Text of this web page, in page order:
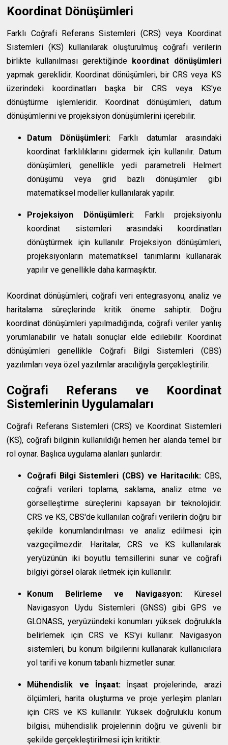
Koordinat Dönüşümleri
Farklı Coğrafi Referans Sistemleri (CRS) veya Koordinat
Sistemleri (KS) kullanılarak oluşturulmuş coğrafi verilerin
birlikte kullanılması gerektiğinde koordinat dönüşümleri
yapmak gereklidir. Koordinat dönüşümleri, bir CRS veya KS
üzerindeki koordinatları başka bir CRS veya KS'ye
dönüştürme işlemleridir. Koordinat dönüşümleri, datum
dönüşümlerini ve projeksiyon dönüşümlerini içerebilir.
Datum Dönüşümleri: Farklı datumlar arasındaki
koordinat farklılıklarını gidermek için kullanılır. Datum
dönüşümleri, genellikle yedi parametreli Helmert
dönüşümü veya grid bazlı dönüşümler gibi
matematiksel modeller kullanılarak yapılır.
Projeksiyon Dönüşümleri: Farklı projeksiyonlu
koordinat sistemleri arasındaki koordinatları
dönüştürmek için kullanılır. Projeksiyon dönüşümleri,
projeksiyonların matematiksel tanımlarını kullanarak
yapılır ve genellikle daha karmaşıktır.
Koordinat dönüşümleri, coğrafi veri entegrasyonu, analiz ve
haritalama süreçlerinde kritik öneme sahiptir. Doğru
koordinat dönüşümleri yapılmadığında, coğrafi veriler yanlış
yorumlanabilir ve hatalı sonuçlar elde edilebilir. Koordinat
dönüşümleri genellikle Coğrafi Bilgi Sistemleri (CBS)
yazılımları veya özel yazılımlar aracılığıyla gerçekleştirilir.
Coğrafi Referans ve Koordinat
Sistemlerinin Uygulamaları
Coğrafi Referans Sistemleri (CRS) ve Koordinat Sistemleri
(KS), coğrafi bilginin kullanıldığı hemen her alanda temel bir
rol oynar. Başlıca uygulama alanları şunlardır:
Coğrafi Bilgi Sistemleri (CBS) ve Haritacılık: CBS,
coğrafi verileri toplama, saklama, analiz etme ve
görselleştirme süreçlerini kapsayan bir teknolojidir.
CRS ve KS, CBS'de kullanılan coğrafi verilerin doğru bir
şekilde konumlandırılması ve analiz edilmesi için
vazgeçilmezdir. Haritalar, CRS ve KS kullanılarak
yeryüzünün iki boyutlu temsillerini sunar ve coğrafi
bilgiyi görsel olarak iletmek için kullanılır.
Konum Belirleme ve Navigasyon:Küresel
Navigasyon Uydu Sistemleri (GNSS) gibi GPS ve
GLONASS, yeryüzündeki konumları yüksek doğrulukla
belirlemek için CRS ve KS'yi kullanır. Navigasyon
sistemleri, bu konum bilgilerini kullanarak kullanıcılara
yol tarifi ve konum tabanlı hizmetler sunar.
Mühendislik ve İnşaat:İnşaat projelerinde, arazi
ölçümleri, harita oluşturma ve proje yerleşim planları
için CRS ve KS kullanılır. Yüksek doğruluklu konum
bilgisi, mühendislik projelerinin doğru ve güvenli bir
şekilde gerçekleştirilmesi için kritiktir.